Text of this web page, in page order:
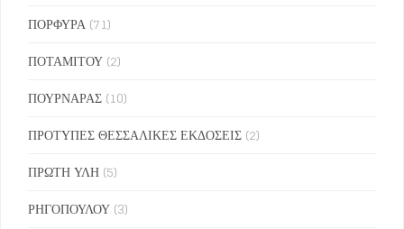
ΠΟΡΦΥΡΑ (71)
ΠΟΤΑΜΙΤΟΥ (2)
ΠΟΥΡΝΑΡΑΣ (10)
ΠΡΟΤΥΠΕΣ ΘΕΣΣΑΛΙΚΕΣ ΕΚΔΟΣΕΙΣ (2)
ΠΡΩΤΗ ΥΛΗ (5)
ΡΗΓΟΠΟΥΛΟΥ (3)